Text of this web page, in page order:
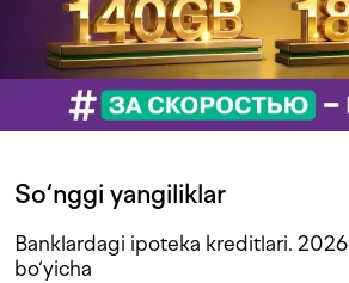
So‘nggi yangiliklar
Banklardagi ipoteka kreditlari.
bo‘yicha